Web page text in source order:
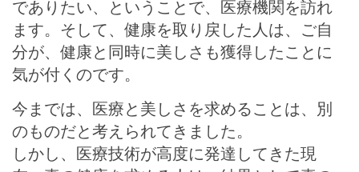
でありたい、ということで、医療機関を訪れ
ます。そして、健康を取り戻した人は、ご自
分が、健康と同時に美しさも獲得したことに
気が付くのです。
今までは、医療と美しさを求めることは、別
のものだと考えられてきました。
しかし、医療技術が高度に発達してきた現